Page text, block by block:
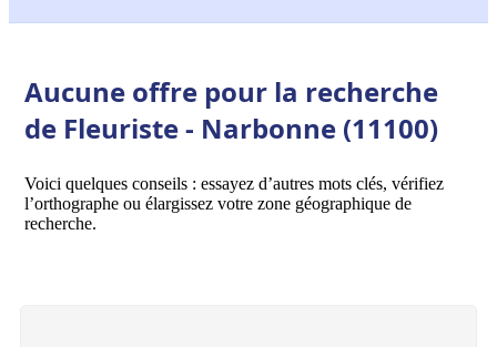
Aucune offre pour la recherche
de Fleuriste - Narbonne (11100)
Voici quelques conseils : essayez d’autres mots clés, vérifiez
l’orthographe ou élargissez votre zone géographique de
recherche.